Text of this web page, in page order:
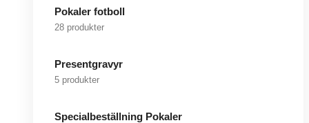
Pokaler fotboll
28 produkter
Presentgravyr
5 produkter
Specialbeställning Pokaler